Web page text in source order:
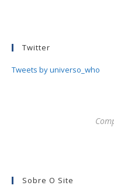
Twitter
Tweets by universo_who
Sobre O Site